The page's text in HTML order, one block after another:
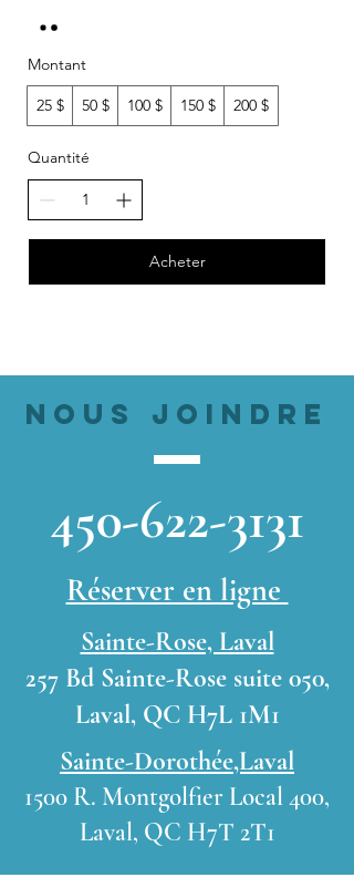
Montant
25 $ 50 $ 100 $ 150 $ 200 $
Quantité
Acheter
nous joindre
450-622-3131
Réserver en ligne
Sainte-Rose, Laval
257 Bd Sainte-Rose suite 050,
Laval, QC H7L 1M1
Sainte-Dorothée,Laval
1500 R. Montgolfier Local 400,
Laval, QC H7T 2T1